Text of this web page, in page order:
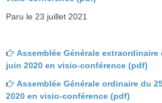
Paru le 23 juillet 2021
Assemblée Générale extraordinaire
juin 2020 en visio-conférence (pdf)
Assemblée Générale ordinaire du
2020 en visio-conférence (pdf)